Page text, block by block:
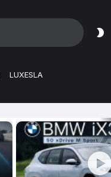
LUXESLA